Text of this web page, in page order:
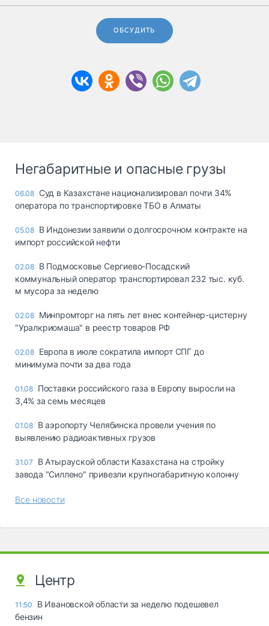
ОБСУДИТЬ
Негабаритные и опасные грузы
06.08 Суд в Казахстане национализировал почти 34%
оператора по транспортировке ТБО в Алматы
05.08 В Индонезии заявили о долгосрочном контракте на
импорт российской нефти
02.08 В Подмосковье Сергиево-Посадский
коммунальный оператор транспортировал 232 тыс. куб.
м мусора за неделю
02.08 Минпромторг на пять лет внес контейнер-цистерну
"Уралкриомаша" в реестр товаров РФ
02.08 Европа в июле сократила импорт СПГ до
минимума почти за два года
01.08 Поставки российского газа в Европу выросли на
3,4% за семь месяцев
01.08 В аэропорту Челябинска провели учения по
выявлению радиоактивных грузов
31.07
В Атырауской области Казахстана на стройку
завода "Силлено" привезли крупногабаритную колонну
Все новости
Центр
11:50
В Ивановской области за неделю подешевел
бензин